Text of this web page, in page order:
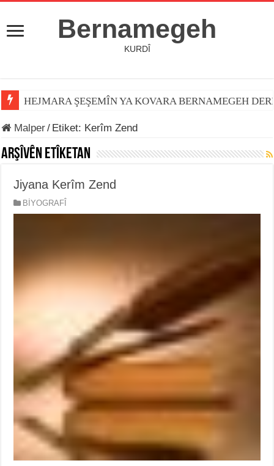
Bernamegeh
KURDÎ
HEJMARA ŞEŞEMÎN YA KOVARA BERNAMEGEH
Malper/ Etiket: Kerîm Zend
Arşîvên Etîketan
Jiyana Kerîm Zend
BİYOGRAFÎ